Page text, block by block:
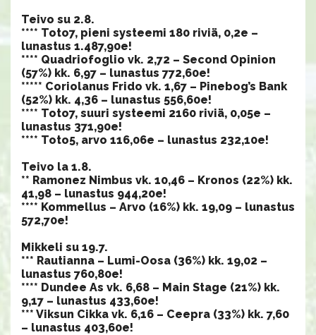
​​​​​​​Teivo su 2.8.
**** Toto7, pieni systeemi 180 riviä, 0,2e –
lunastus 1.487,90e!
**** Quadriofoglio vk. 2,72 – Second Opinion
(57%) kk. 6,97 – lunastus 772,60e!
***** Coriolanus Frido vk. 1,67 – Pinebog’s Bank
(52%) kk. 4,36 – lunastus 556,60e!
**** Toto7, suuri systeemi 2160 riviä, 0,05e –
lunastus 371,90e!
**** Toto5, arvo 116,06e – lunastus 232,10e!
​​​​​​​Teivo la 1.8.
** Ramonez Nimbus vk. 10,46 – Kronos (22%) kk.
41,98 – lunastus 944,20e!
**** Kommellus – Arvo (16%) kk. 19,09 – lunastus
572,70e!
​​​​​​​​​​​​​​Mikkeli su 19.7.
*** Rautianna – Lumi-Oosa (36%) kk. 19,02 –
lunastus 760,80e!
**** Dundee As vk. 6,68 – Main Stage (21%) kk.
9,17 – lunastus 433,60e!
*** Viksun Cikka vk. 6,16 – Ceepra (33%) kk. 7,60
– lunastus 403,60e!